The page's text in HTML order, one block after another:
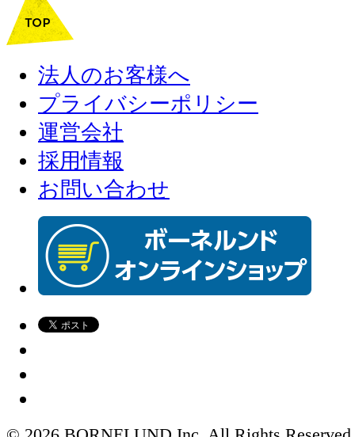
法人のお客様へ
プライバシーポリシー
運営会社
採用情報
お問い合わせ